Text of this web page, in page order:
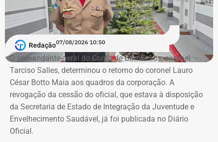
Patrimônio de Luiz Paulo cresceu em
todas as eleições desde 2010
Redação07/08/2026 10:50
O comandante-geral do Corpo de Bombeiros, coronel
Tarciso Salles, determinou o retorno do coronel Lauro
César Botto Maia aos quadros da corporação. A
revogação da cessão do oficial, que estava à disposição
da Secretaria de Estado de Integração da Juventude e
Envelhecimento Saudável, já foi publicada no Diário
Oficial.